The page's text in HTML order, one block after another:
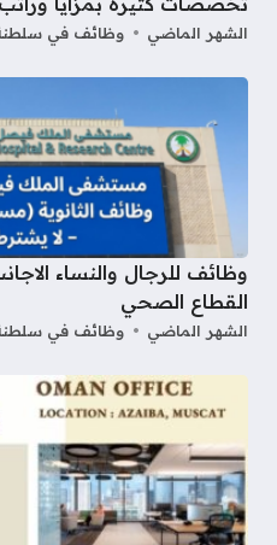
الشهر الماضي وظائف في
وظائف للرجال والنساء
القطاع الصحي
الشهر الماضي وظائف في